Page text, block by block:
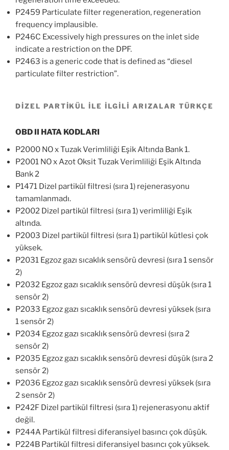
P2459 Particulate filter regeneration, regeneration
frequency implausible.
P246C Excessively high pressures on the inlet side
indicate a restriction on the DPF.
P2463 is a generic code that is defined as “diesel
particulate filter restriction”.
DİZEL PARTİKÜL İLE İLGİLİ ARIZALAR TÜRKÇE
OBD II HATA KODLARI
P2000 NO x Tuzak Verimliliği Eşik Altında Bank 1.
P2001 NO x Azot Oksit Tuzak Verimliliği Eşik Altında
Bank 2
P1471 Dizel partikül filtresi (sıra 1) rejenerasyonu
tamamlanmadı.
P2002 Dizel partikül filtresi (sıra 1) verimliliği Eşik
altında.
P2003 Dizel partikül filtresi (sıra 1) partikül kütlesi çok
yüksek.
P2031 Egzoz gazı sıcaklık sensörü devresi (sıra 1 sensör
2)
P2032 Egzoz gazı sıcaklık sensörü devresi düşük (sıra 1
sensör 2)
P2033 Egzoz gazı sıcaklık sensörü devresi yüksek (sıra
1 sensör 2)
P2034 Egzoz gazı sıcaklık sensörü devresi (sıra 2
sensör 2)
P2035 Egzoz gazı sıcaklık sensörü devresi düşük (sıra 2
sensör 2)
P2036 Egzoz gazı sıcaklık sensörü devresi yüksek (sıra
2 sensör 2)
P242F Dizel partikül filtresi (sıra 1) rejenerasyonu aktif
değil.
P244A Partikül filtresi diferansiyel basıncı çok düşük.
P224B Partikül filtresi diferansiyel basıncı çok yüksek.